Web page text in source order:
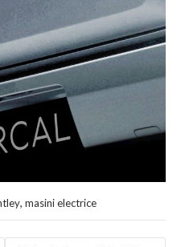
, masini electrice